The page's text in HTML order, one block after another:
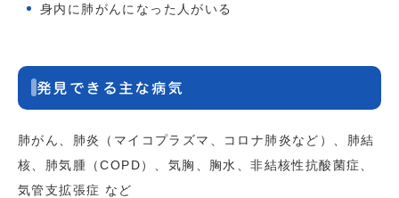
身内に肺がんになった人がいる
発見できる主な病気
肺がん、肺炎（マイコプラズマ、コロナ肺炎など）、肺結
核、肺気腫（COPD）、気胸、胸水、非結核性抗酸菌症、
気管支拡張症 など